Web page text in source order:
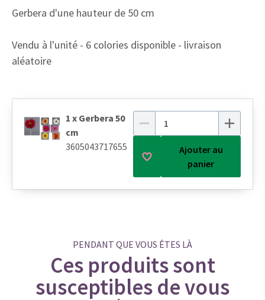
Gerbera d'une hauteur de 50 cm
Vendu à l'unité - 6 colories disponible - livraison
aléatoire
1 x Gerbera 50
cm
3605043717655
Ajouter au
panier
PENDANT QUE VOUS ÊTES LÀ
Ces produits sont
susceptibles de vous